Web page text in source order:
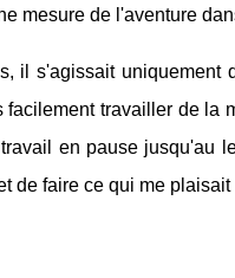
mesure de l'aventure
il s'agissait
facilement travailler de la
en pause jusqu'au
de faire ce qui me plaisait